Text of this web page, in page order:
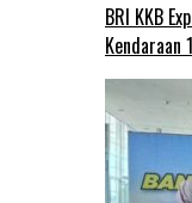
BRI KKB
Kendaraan